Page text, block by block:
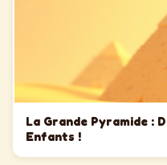
La Grande Pyramide :
Enfants !